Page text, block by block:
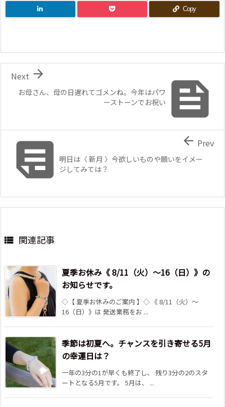
Copy

お母さん、母の日遅れてゴメンね。今年はパワ
ーストーンでお祝い

Next
明日は〈 新月 〉今欲しいものや願いをイメー
ジしてみては？
 Prev
 関連記事
夏季お休み《 8/11（火）～16（日）》の
お知らせです。
◇【 夏季お休みのご案内 】◇ 《 8/11（火）～
16（日）》は 発送業務をお ...
季節は初夏へ。チャンスを引き寄せる5月
の幸運日は？
一年の3分の1が早くも終了し、 残り3分の2のスタ
ートとなる5月です。 5月は、 ...